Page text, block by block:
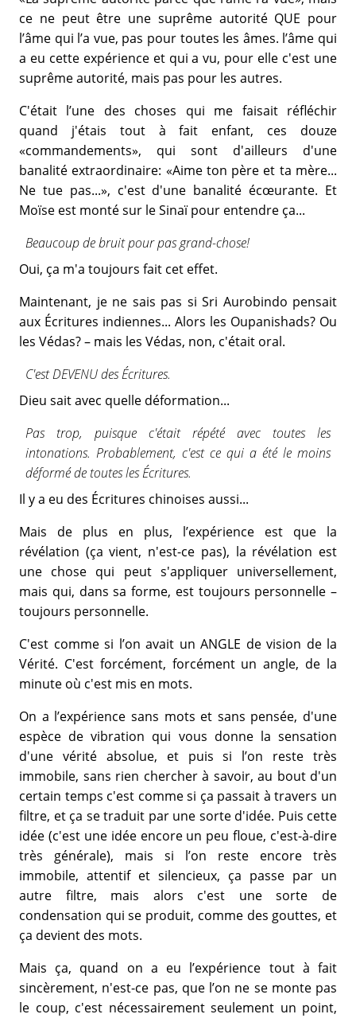
ce ne peut être une suprême autorité QUE pour
l’âme qui l’a vue, pas pour toutes les âmes. l’âme qui
a eu cette expérience et qui a vu, pour elle c'est une
suprême autorité, mais pas pour les autres.
C'était l’une des choses qui me faisait réfléchir
quand j'étais tout à fait enfant, ces douze
«commandements», qui sont d'ailleurs d'une
banalité extraordinaire: «Aime ton père et ta mère...
Ne tue pas...», c'est d'une banalité écœurante. Et
Moïse est monté sur le Sinaï pour entendre ça...
Beaucoup de bruit pour pas grand-chose!
Oui, ça m'a toujours fait cet effet.
Maintenant, je ne sais pas si Sri Aurobindo pensait
aux Écritures indiennes... Alors les Oupanishads? Ou
les Védas? – mais les Védas, non, c'était oral.
C'est DEVENU des Écritures.
Dieu sait avec quelle déformation...
Pas trop, puisque c'était répété avec toutes les
intonations. Probablement, c'est ce qui a été le moins
déformé de toutes les Écritures.
Il y a eu des Écritures chinoises aussi...
Mais de plus en plus, l’expérience est que la
révélation (ça vient, n'est-ce pas), la révélation est
une chose qui peut s'appliquer universellement,
mais qui, dans sa forme, est toujours personnelle –
toujours personnelle.
C'est comme si l’on avait un ANGLE de vision de la
Vérité. C'est forcément, forcément un angle, de la
minute où c'est mis en mots.
On a l’expérience sans mots et sans pensée, d'une
espèce de vibration qui vous donne la sensation
d'une vérité absolue, et puis si l’on reste très
immobile, sans rien chercher à savoir, au bout d'un
certain temps c'est comme si ça passait à travers un
filtre, et ça se traduit par une sorte d'idée. Puis cette
idée (c'est une idée encore un peu floue, c'est-à-dire
très générale), mais si l’on reste encore très
immobile, attentif et silencieux, ça passe par un
autre filtre, mais alors c'est une sorte de
condensation qui se produit, comme des gouttes, et
ça devient des mots.
Mais ça, quand on a eu l’expérience tout à fait
sincèrement, n'est-ce pas, que l’on ne se monte pas
le coup, c'est nécessairement seulement un point,